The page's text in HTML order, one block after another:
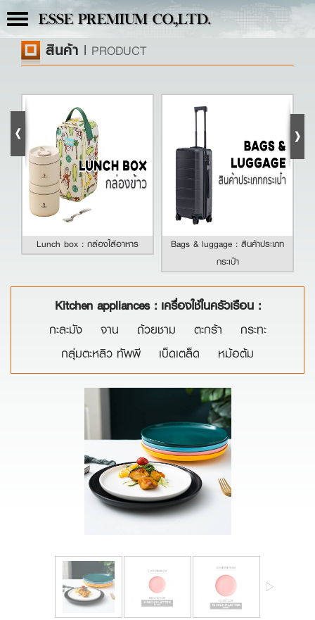
Toggle
navigation
ESSE PREMIUM CO.,LTD.
สินค้า | PRODUCT
Lunch box : กล่องใส่อาหาร
Bags & luggage : สินค้าประเภท
กระเป๋า
Kitchen appliances : เครื่องใช้ในครัวเรือน :
กะละมัง
จาน ถ้วยชาม ตะกร้า
กระทะ
กลุ่มตะหลิว ทัพพี
เบ็ดเตล็ด หม้อต้ม